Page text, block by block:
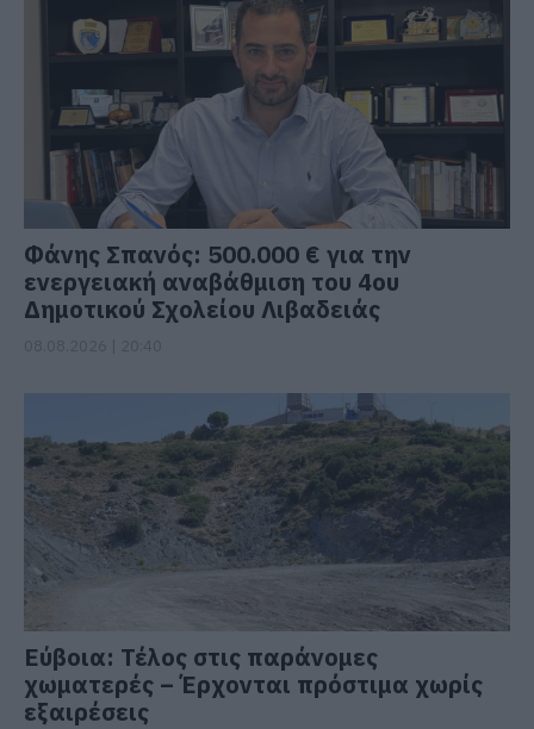
Φάνης Σπανός: 500.000 € για την
ενεργειακή αναβάθμιση του 4ου
Δημοτικού Σχολείου Λιβαδειάς
Εύβοια: Τέλος στις παράνομες
χωματερές – Έρχονται πρόστιμα χωρίς
εξαιρέσεις